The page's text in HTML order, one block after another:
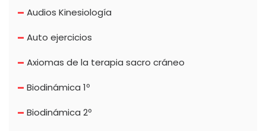
Audios Kinesiología
Auto ejercicios
Axiomas de la terapia sacro cráneo
Biodinámica 1º
Biodinámica 2º